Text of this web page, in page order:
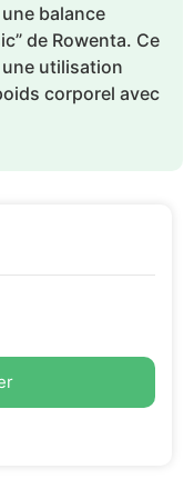
balance
de Rowenta. Ce
utilisation
corporel avec